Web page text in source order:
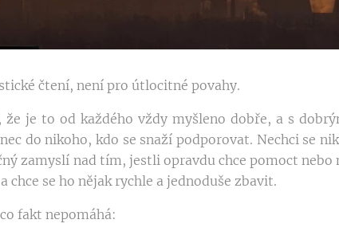
čtení, není pro útlocitné povahy.
že je to od každého vždy myšleno dobře, a s
do nikoho, kdo se snaží podporovat. Nechci se
zamyslí nad tím, jestli opravdu chce pomoct
chce se ho nějak rychle a jednoduše zbavit.
fakt nepomáhá: